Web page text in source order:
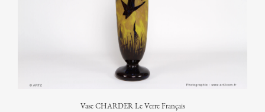
Vase CHARDER Le Verre Français